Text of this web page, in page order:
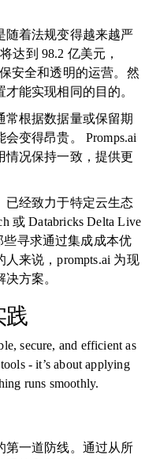
随着法规变得越来越严
达到 98.2 亿美元，
安全和透明的运营。然
能实现相同的目的。
常根据数据量或保留期
变得昂贵。 Promps.ai
情况保持一致，提供更
已经致力于特定云生态
或 Databricks Delta Live
些寻求通过集成成本优
来说，prompts.ai 为现
方案。
践
secure, and efficient as
- it’s about applying
runs smoothly.
第一道防线。通过从所